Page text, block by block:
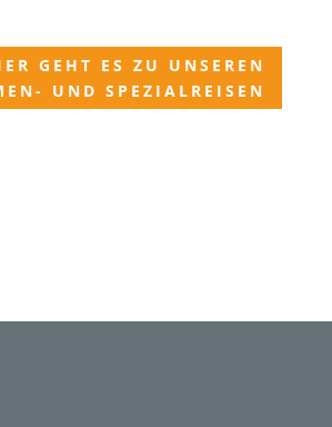
GEHT ES ZU UNSEREN
UND SPEZIALREISEN